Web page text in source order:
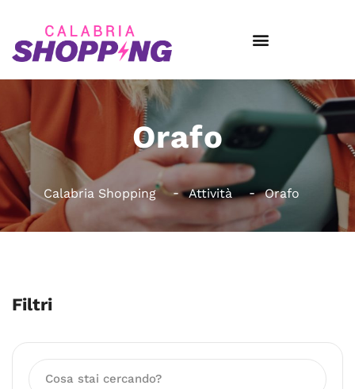
Orafo
Calabria Shopping Attività Orafo
Filtri